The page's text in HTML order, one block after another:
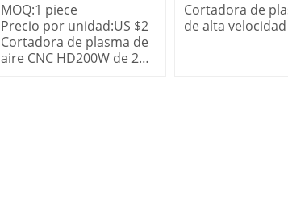
alta dentición
MOQ:1 piece
Precio por unidad:US $2
Cortadora de plasma de
aire CNC HD200W de 200
POWERCUT-
Cortadora de
de alta